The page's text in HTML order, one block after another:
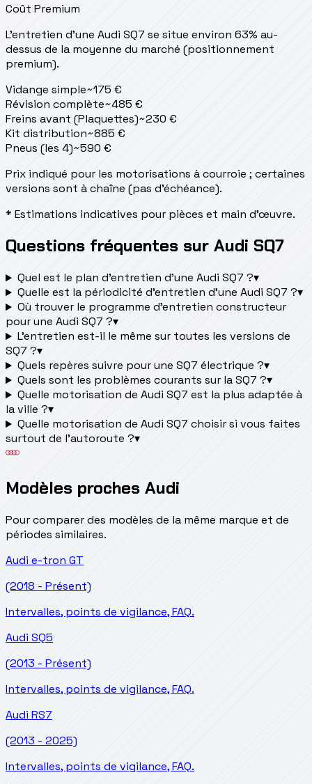
Coût Premium
L'entretien d'une Audi SQ7 se situe environ 63% au-
dessus de la moyenne du marché (positionnement
premium).
Vidange simple~175 €
Révision complète~485 €
Freins avant (Plaquettes)~230 €
Kit distribution~885 €
Pneus (les 4)~590 €
Prix indiqué pour les motorisations à courroie ; certaines
versions sont à chaîne (pas d'échéance).
* Estimations indicatives pour pièces et main d'œuvre.
Questions fréquentes sur Audi SQ7
Quel est le plan d’entretien d’une Audi SQ7 ?▾
Quelle est la périodicité d’entretien d’une Audi SQ7 ?▾
Où trouver le programme d’entretien constructeur
pour une Audi SQ7 ?▾
L'entretien est-il le même sur toutes les versions de
SQ7 ?▾
Quels repères suivre pour une SQ7 électrique ?▾
Quels sont les problèmes courants sur la SQ7 ?▾
Quelle motorisation de Audi SQ7 est la plus adaptée à
la ville ?▾
Quelle motorisation de Audi SQ7 choisir si vous faites
surtout de l'autoroute ?▾
Modèles proches Audi
Pour comparer des modèles de la même marque et de
périodes similaires.
Audi e-tron GT
(2018 - Présent)
Intervalles, points de vigilance, FAQ.
Audi SQ5
(2013 - Présent)
Intervalles, points de vigilance, FAQ.
Audi RS7
(2013 - 2025)
Intervalles, points de vigilance, FAQ.